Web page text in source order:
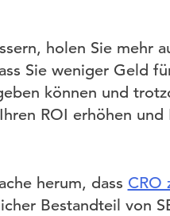
holen Sie mehr
Sie weniger Geld
können und
ROI erhöhen
herum, dass CRO
Bestandteil von